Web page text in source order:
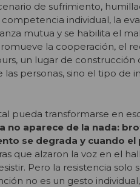
de sufrimiento,
individual, la
mutua y se habilita el
la cooperación, el
un lugar de construcción
personas, sino el tipo de
pueda transformarse en
no aparece de la nada:
se degrada y cuando el
que alzaron la voz en el
Pero la resistencia solo
no es un gesto